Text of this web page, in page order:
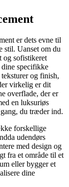
er dets evne til
stil. Uanset om du
og sofistikeret
specifikke
og finish,
virkelig er dit
overflade, der er
en luksuriøs
du træder ind.
forskellige
udendørs
med design og
fra et område til et
eller bygger et
dine